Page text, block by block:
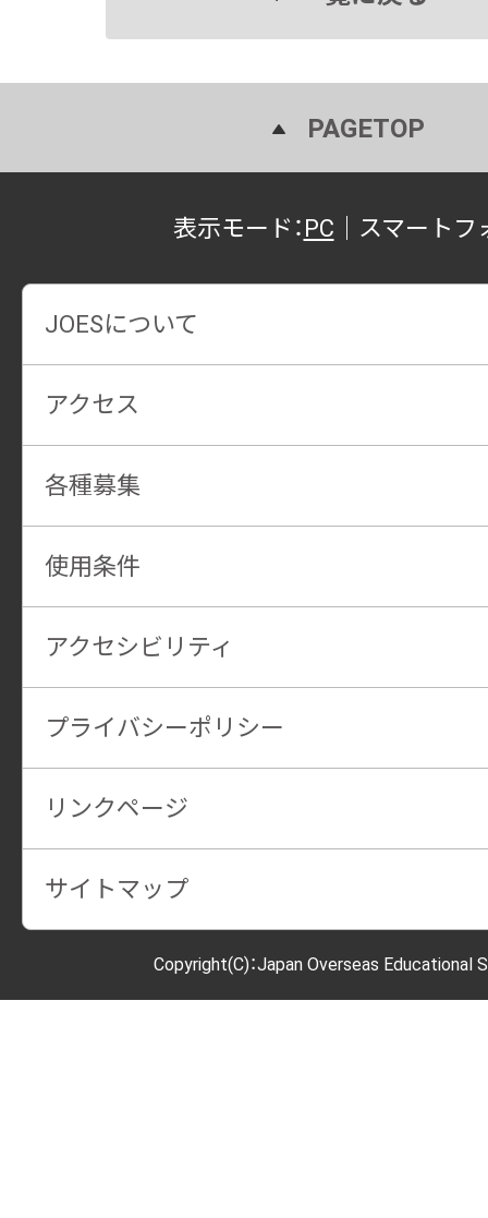
PAGETOP
表示モード： PC スマートフ
JOESについて
アクセス
各種募集
使用条件
アクセシビリティ
プライバシーポリシー
リンクページ
サイトマップ
Copyright(C)：Japan Overseas Educational